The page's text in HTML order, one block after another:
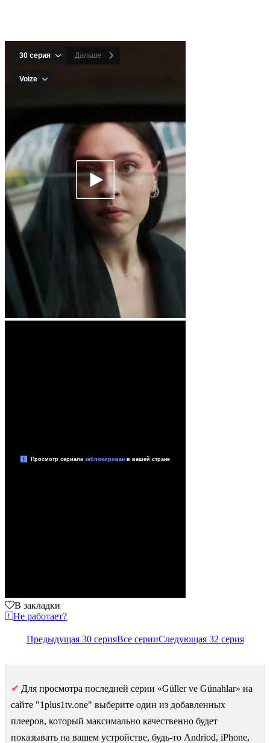
В закладки
Не работает?
Предыдущая 30 серияВсе серииСледующая 32 серия
✔ Для просмотра последней серии «Güller ve Günahlar» на
сайте "1plus1tv.one" выберите один из добавленных
плееров, который максимально качественно будет
показывать на вашем устройстве, будь-то Andriod, iPhone,